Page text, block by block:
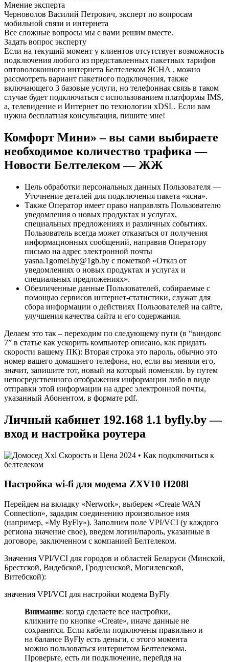
Мнение эксперта
Черноволов Василий Петрович, эксперт по вопросам
мобильной связи и интернета
Все сложные вопросы мы с вами решим вместе.
Задать вопрос эксперту
Если на текущий момент у клиентов отсутствует возможность
подключения любого из представленных пакетных тарифов
оптоволоконного интернета Белтелеком ЯСНА , можно
рассмотреть вариант пакетного подключения, также
включающего 3 базовые услуги, но телефонная связь в таком
случае будет подключаться с использованием платформы IMS,
а, телевидение и Интернет по технологии xDSL. Если вам
нужна бесплатная консультация, пишите мне!
Комфорт Мини» – вы сами выбираете
необходимое количество трафика —
Новости Белтелеком — ЖЖ
Цель обработки персональных данных Пользователя —
Уточнение деталей для подключения пакета «ясна».
Также Оператор имеет право направлять Пользователю
уведомления о новых продуктах и услугах,
специальных предложениях и различных событиях.
Пользователь всегда может отказаться от получения
информационных сообщений, направив Оператору
письмо на адрес электронной почты
yasna.1gomel.by@1gb.by с пометкой «Отказ от
уведомлениях о новых продуктах и услугах и
специальных предложениях».
Обезличенные данные Пользователей, собираемые с
помощью сервисов интернет-статистики, служат для
сбора информации о действиях Пользователей на сайте,
улучшения качества сайта и его содержания.
Делаем это так – переходим по следующему пути (в “виндовс
7” в статье как ускорить компьютер описано, как придать
скорости вашему ПК): Вторая строка это пароль, обычно это
номер вашего домашнего телефона, но, если вы меняли его,
значит, запишите тот, новый на который поменяли. by путем
непосредственного отображения информации либо в виде
отправки этой информации на адрес электронной почты,
указанный Абонентом, в формате pdf.
Личный кабинет 192.168 1.1 byfly.by —
вход и настройка роутера
Настройка wi-fi для модема ZXV10 H208l
Перейдем на вкладку «Nerwork», выберем «Create WAN
Connection», зададим соединению произвольное имя
(например, «My ByFly»). Заполним поле VPI/VCI (у каждого
региона значение свое), введем логин/пароль, указанные в
договоре, заключенном с компанией Белтелеком.
Значения VPI/VCI для городов и областей Беларуси (Минской,
Брестской, Видебской, Гродненской, Могилевской,
Витебской):
значения VPI/VCI для настройки модема ByFly
Внимание: когда сделаете все настройки,
кликните по кнопке «Create», иначе данные не
сохранятся. Если кабели подключены правильно и
на балансе ByFly есть деньги, с этого момента
можно пользоваться интернетом Белтелекома.
Проверьте, есть ли подключение, перейдя на